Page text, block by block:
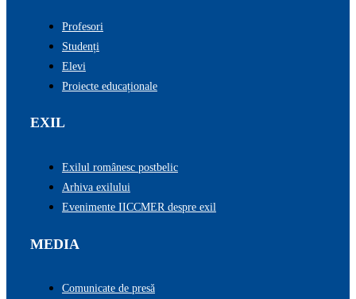
Profesori
Studenți
Elevi
Proiecte educaționale
EXIL
Exilul românesc postbelic
Arhiva exilului
Evenimente IICCMER despre exil
MEDIA
Comunicate de presă